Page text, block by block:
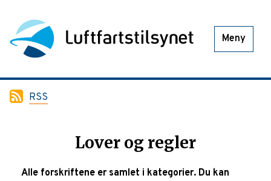
Meny
RSS
Lover og regler
Alle forskriftene er samlet i kategorier. Du kan